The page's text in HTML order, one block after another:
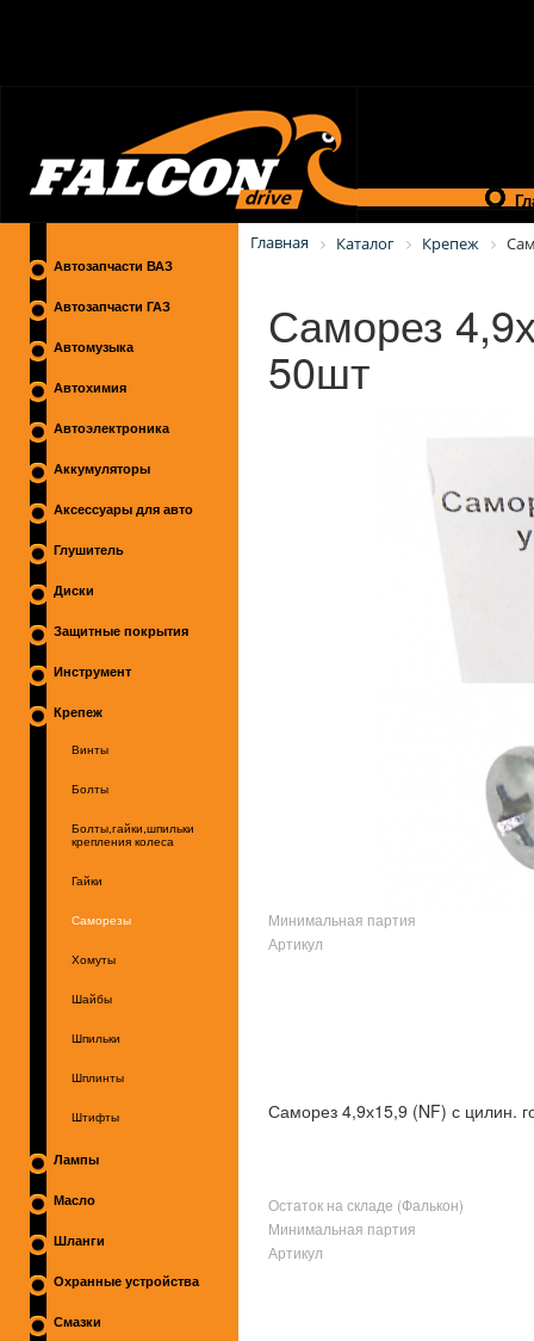
Автозапчасти ВАЗ
Автозапчасти ГАЗ
Автомузыка
Автохимия
Автоэлектроника
Аккумуляторы
Аксессуары для авто
Глушитель
Диски
Защитные покрытия
Инструмент
Крепеж
Винты
Болты
Болты,гайки,шпильки
крепления колеса
Гайки
Саморезы
Хомуты
Шайбы
Шпильки
Шплинты
Штифты
Лампы
Масло
Шланги
Охранные устройства
Смазки
Главная Каталог Крепеж
Саморез
50шт
Минимальная партия
Артикул
Саморез 4,9х15,9 (NF) с цилин.
Остаток на складе (Фалькон)
Минимальная партия
Артикул